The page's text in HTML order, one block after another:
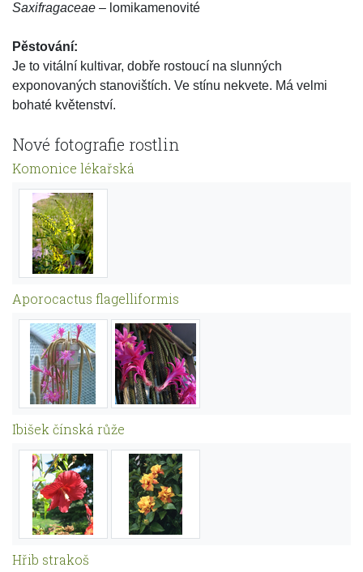
Saxifragaceae – lomikamenovité
Pěstování:
Je to vitální kultivar, dobře rostoucí na slunných
exponovaných stanovištích. Ve stínu nekvete. Má velmi
bohaté květenství.
Nové fotografie rostlin
Komonice lékařská
Aporocactus flagelliformis
Ibišek čínská růže
Hřib strakoš